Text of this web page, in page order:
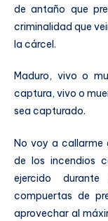
de antaño que
criminalidad que
la cárcel.
Maduro, vivo o
captura, vivo o
sea capturado.
No voy a callarme
de los incendios
ejercido
compuertas de
aprovechar al